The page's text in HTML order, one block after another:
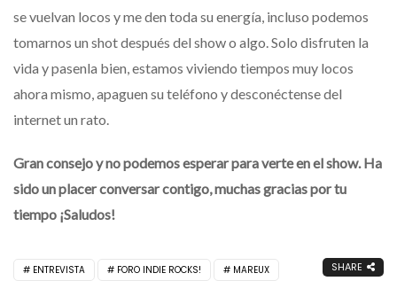
se vuelvan locos y me den toda su energía, incluso podemos
tomarnos un shot después del show o algo. Solo disfruten la
vida y pasenla bien, estamos viviendo tiempos muy locos
ahora mismo, apaguen su teléfono y desconéctense del
internet un rato.
Gran consejo y no podemos esperar para verte en el show. Ha
sido un placer conversar contigo, muchas gracias por tu
tiempo ¡Saludos!
ENTREVISTA FORO INDIE ROCKS! MAREUX SHARE